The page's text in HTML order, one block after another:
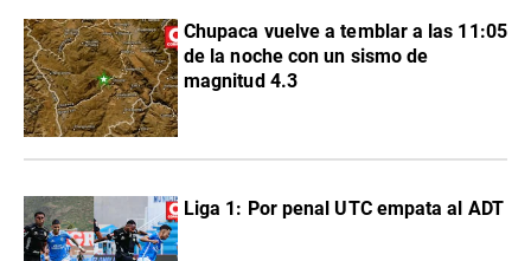
Chupaca vuelve a temblar a las 11:05
de la noche con un sismo de
magnitud 4.3
Liga 1: Por penal UTC empata al ADT